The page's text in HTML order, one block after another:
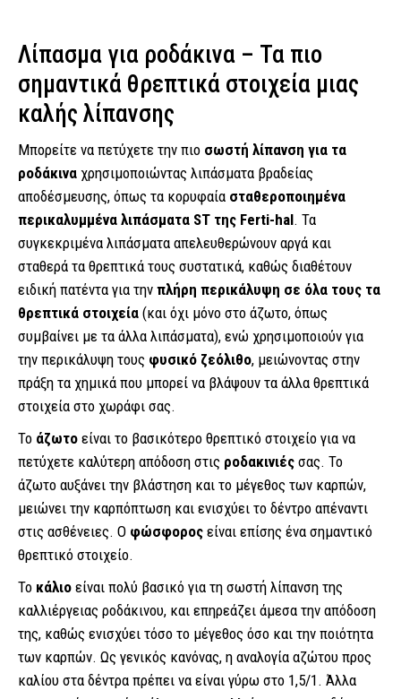
Λίπασμα για ροδάκινα – Τα πιο
σημαντικά θρεπτικά στοιχεία μιας
καλής λίπανσης
Μπορείτε να πετύχετε την πιο σωστή λίπανση για τα
ροδάκινα χρησιμοποιώντας λιπάσματα βραδείας
αποδέσμευσης, όπως τα κορυφαία σταθεροποιημένα
περικαλυμμένα λιπάσματα ST της Ferti-hal. Τα
συγκεκριμένα λιπάσματα απελευθερώνουν αργά και
σταθερά τα θρεπτικά τους συστατικά, καθώς διαθέτουν
ειδική πατέντα για την πλήρη περικάλυψη σε όλα τους τα
θρεπτικά στοιχεία (και όχι μόνο στο άζωτο, όπως
συμβαίνει με τα άλλα λιπάσματα), ενώ χρησιμοποιούν για
την περικάλυψη τους φυσικό ζεόλιθο, μειώνοντας στην
πράξη τα χημικά που μπορεί να βλάψουν τα άλλα θρεπτικά
στοιχεία στο χωράφι σας.
Το άζωτο είναι το βασικότερο θρεπτικό στοιχείο για να
πετύχετε καλύτερη απόδοση στις ροδακινιές σας. Το
άζωτο αυξάνει την βλάστηση και το μέγεθος των καρπών,
μειώνει την καρπόπτωση και ενισχύει το δέντρο απέναντι
στις ασθένειες. Ο φώσφορος είναι επίσης ένα σημαντικό
θρεπτικό στοιχείο.
Το κάλιο είναι πολύ βασικό για τη σωστή λίπανση της
καλλιέργειας ροδάκινου, και επηρεάζει άμεσα την απόδοση
της, καθώς ενισχύει τόσο το μέγεθος όσο και την ποιότητα
των καρπών. Ως γενικός κανόνας, η αναλογία αζώτου προς
καλίου στα δέντρα πρέπει να είναι γύρω στο 1,5/1. Άλλα